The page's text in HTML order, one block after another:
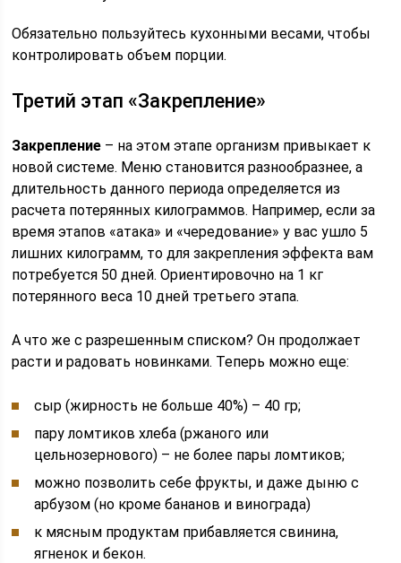
Обязательно пользуйтесь кухонными весами, чтобы
контролировать объем порции.
Третий этап «Закрепление»
Закрепление – на этом этапе организм привыкает к
новой системе. Меню становится разнообразнее, а
длительность данного периода определяется из
расчета потерянных килограммов. Например, если за
время этапов «атака» и «чередование» у вас ушло 5
лишних килограмм, то для закрепления эффекта вам
потребуется 50 дней. Ориентировочно на 1 кг
потерянного веса 10 дней третьего этапа.
А что же с разрешенным списком? Он продолжает
расти и радовать новинками. Теперь можно еще:
сыр (жирность не больше 40%) – 40 гр;
пару ломтиков хлеба (ржаного или
цельнозернового) – не более пары ломтиков;
можно позволить себе фрукты, и даже дыню с
арбузом (но кроме бананов и винограда)
к мясным продуктам прибавляется свинина,
ягненок и бекон.